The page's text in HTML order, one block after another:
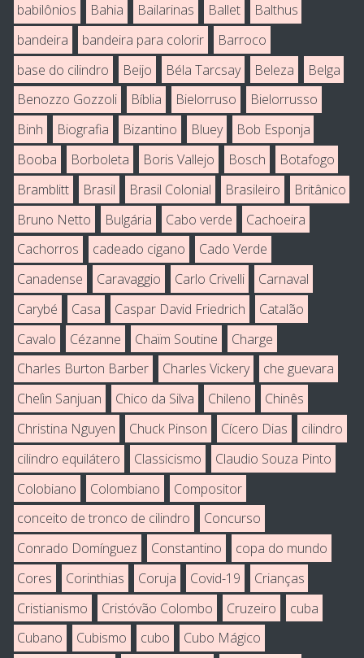
babilônios
Bahia Bailarinas Ballet
Balthus
bandeira
bandeira para colorir
Barroco
base do cilindro
Beijo Béla Tarcsay Beleza
Belga
Benozzo Gozzoli
Bíblia Bielorruso
Bielorrusso
Binh
Biografia Bizantino Bluey
Bob Esponja
Booba
Borboleta Boris Vallejo Bosch
Botafogo
Bramblitt
Brasil Brasil Colonial Brasileiro
Britânico
Bruno Netto
Bulgária Cabo verde
Cachoeira
Cachorros
cadeado cigano
Cado Verde
Canadense
Caravaggio Carlo Crivelli
Carnaval
Carybé
Casa Caspar David Friedrich
Catalão
Cavalo
Cézanne Chaïm Soutine
Charge
Charles Burton Barber
Charles Vickery
che guevara
Chelìn Sanjuan
Chico da Silva Chileno
Chinês
Christina Nguyen
Chuck Pinson Cícero Dias
cilindro
cilindro equilátero
Classicismo
Claudio Souza Pinto
Colobiano
Colombiano
Compositor
conceito de tronco de cilindro
Concurso
Conrado Domínguez
Constantino
copa do mundo
Cores
Corinthias Coruja Covid-19
Crianças
Cristianismo
Cristóvão Colombo Cruzeiro
cuba
Cubano
Cubismo cubo
Cubo Mágico